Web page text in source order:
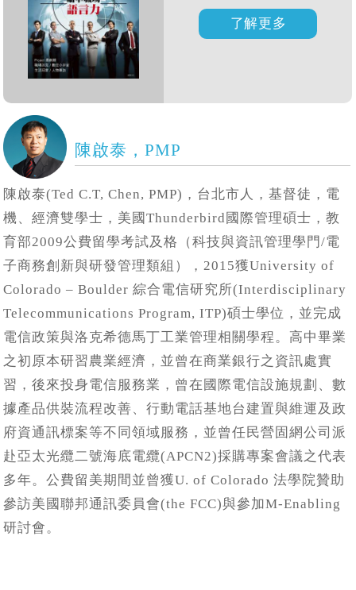
陳啟泰，PMP
陳啟泰(Ted C.T, Chen, PMP)，台北市人，基督徒，電
機、經濟雙學士，美國Thunderbird國際管理碩士，教
育部2009公費留學考試及格（科技與資訊管理學門/電
子商務創新與研發管理類組），2015獲University of
Colorado – Boulder 綜合電信研究所(Interdisciplinary
Telecommunications Program, ITP)碩士學位，並完成
電信政策與洛克希德馬丁工業管理相關學程。高中畢業
之初原本研習農業經濟，並曾在商業銀行之資訊處實
習，後來投身電信服務業，曾在國際電信設施規劃、數
據產品供裝流程改善、行動電話基地台建置與維運及政
府資通訊標案等不同領域服務，並曾任民營固網公司派
赴亞太光纜二號海底電纜(APCN2)採購專案會議之代表
多年。公費留美期間並曾獲U. of Colorado 法學院贊助
參訪美國聯邦通訊委員會(the FCC)與參加M-Enabling
研討會。